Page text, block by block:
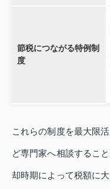
節税につながる特例制
度
これらの制度を最大限
ど専門家へ相談するこ
却時期によって税額に